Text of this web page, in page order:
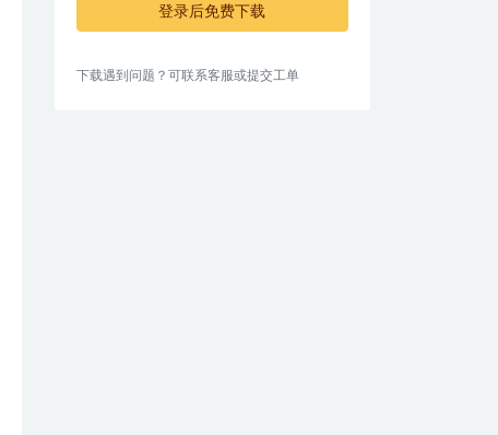
登录后免费下载
下载遇到问题？可联系客服或提交工单